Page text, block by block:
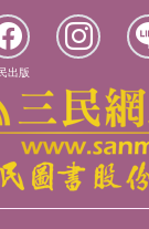
出版